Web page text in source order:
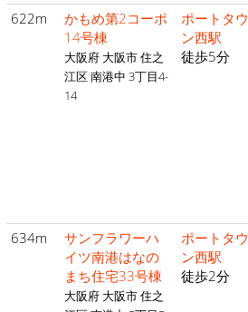
622m
かもめ第2コーポ
14号棟
大阪府 大阪市 住之
江区 南港中 3丁目4-
14
ポートタウ
ン西駅
徒歩5分
634m
サンフラワーハ
イツ南港はなの
まち住宅33号棟
大阪府 大阪市 住之
ポートタウ
ン西駅
徒歩2分